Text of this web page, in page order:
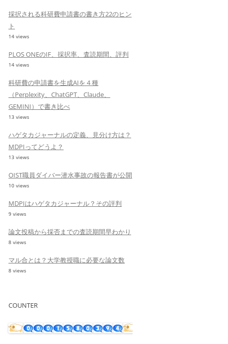
採択される科研費申請書の書き方22のヒン
ト
14 views
PLOS ONEのIF、採択率、査読期間、評判
14 views
科研費の申請書を生成AIを４種
（Perplexity、ChatGPT、Claude、
GEMINI）で書き比べ
13 views
ハゲタカジャーナルの定義、見分け方は？
MDPIってどうよ？
13 views
OIST職員ダイバー潜水事故の報告書が公開
10 views
MDPIはハゲタカジャーナル？その評判
9 views
論文投稿から採否までの査読期間早わかり
8 views
マル合とは？大学教授職に必要な論文数
8 views
COUNTER